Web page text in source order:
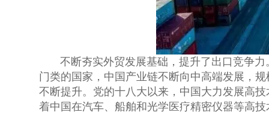
不断夯实外贸发展基础，提升了出口竞争
门类的国家，中国产业链不断向中高端发展，
不断提升。党的十八大以来，中国大力发展高
着中国在汽车、船舶和光学医疗精密仪器等高